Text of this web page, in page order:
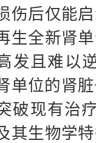
伤后仅能
生全新肾
发且难以
单位的肾
破现有治
其生物学